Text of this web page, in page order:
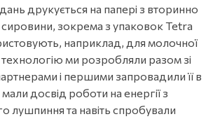
друкується на папері з вторинно
зокрема з упаковок Tetra
наприклад, для молочної
ми розробляли разом зі
і першими запровадили її в
досвід роботи на енергії з
лушпиння та навіть спробували